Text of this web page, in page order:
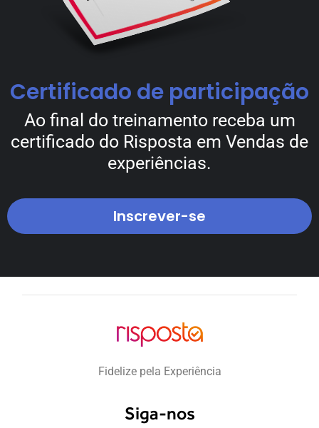
Certificado de participação
Ao final do treinamento receba um
certificado do Risposta em Vendas de
experiências.
Inscrever-se
Fidelize pela Experiência
Siga-nos